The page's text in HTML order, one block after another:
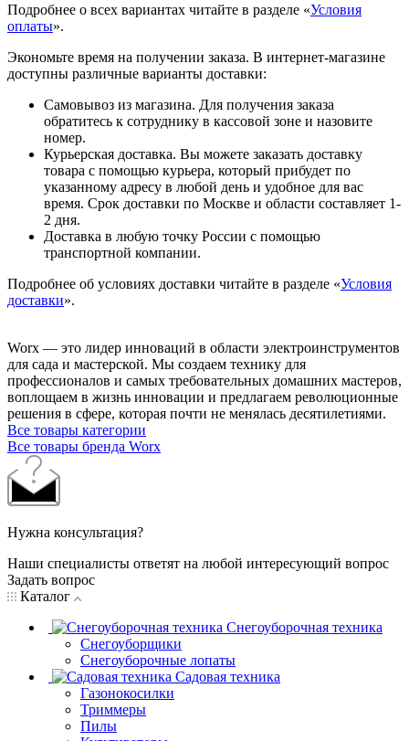
Подробнее о всех вариантах читайте в разделе «Условия
оплаты».
Экономьте время на получении заказа. В интернет-магазине
доступны различные варианты доставки:
Самовывоз из магазина. Для получения заказа
обратитесь к сотруднику в кассовой зоне и назовите
номер.
Курьерская доставка. Вы можете заказать доставку
товара с помощью курьера, который прибудет по
указанному адресу в любой день и удобное для вас
время. Срок доставки по Москве и области составляет 1-
2 дня.
Доставка в любую точку России с помощью
транспортной компании.
Подробнее об условиях доставки читайте в разделе «Условия
доставки».
Worx — это лидер инноваций в области электроинструментов
для сада и мастерcкой. Мы создаем технику для
профессионалов и самых требовательных домашних мастеров,
воплощаем в жизнь инновации и предлагаем революционные
решения в сфере, которая почти не менялась десятилетиями.
Все товары категории
Все товары бренда Worx
Нужна консультация?
Наши специалисты ответят на любой интересующий вопрос
Задать вопрос
Каталог
Снегоуборочная техника
Снегоуборщики
Снегоуборочные лопаты
Садовая техника
Газонокосилки
Триммеры
Пилы